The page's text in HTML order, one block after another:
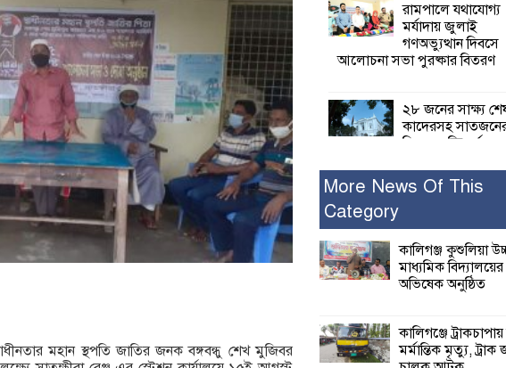
মহান স্থপতি জাতির জনক বঙ্গবন্ধু শেখ মুজিবর
রামপালে যথাযোগ্য
মর্যাদায় জুলাই
গণঅভ্যুত্থান দিবসে
আলোচনা সভা পুরষ্কার বিতরণ
২৮ জনের সাক্ষ্য
কাদেরসহ
বিরুদ্ধে যুক্তিতর্ক
ক্ষতি করেছে
নুরুল হক নুর
পাঁচ মাসে সরকারের
বছরে শহীদদের
করলেন না কেন: শহীদ জিসানের
ক্ষোভ
More News Of This
Category
কালিগঞ্জ কুশুলিয়া
মাধ্যমিক
অভিষেক অনুষ্ঠিত
কালিগঞ্জে
মর্মান্তিক মৃত্যু, ট্রাক